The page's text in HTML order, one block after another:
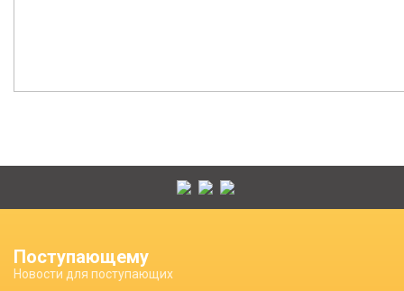
Поступающему
Новости для поступающих